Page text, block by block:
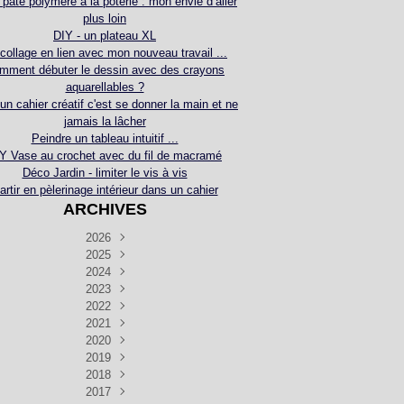
plus loin
DIY - un plateau XL
en lien avec mon nouveau travail ...
débuter le dessin avec des crayons
aquarellables ?
cahier créatif c'est se donner la main et ne
jamais la lâcher
Peindre un tableau intuitif ...
Vase au crochet avec du fil de macramé
Déco Jardin - limiter le vis à vis
en pèlerinage intérieur dans un cahier
ARCHIVES
2026
Juillet(5)
Juin
(4)
Mai
(3)
Avril
(3)
Mars
(3)
Janvier(1)
2025
Décembre
Novembre
Octobre
Septembre
Août
(1)
Juillet(2)
Juin
(1)
Mai
(1)
2024
Décembre
Novembre
Octobre
Septembre
Août
(2)
Juillet(4)
Juin
(4)
2023
Décembre
Novembre
Octobre
Septembre
Août
(2)
Juillet(1)
2022
Décembre
Novembre
Octobre
Septembre
Août
(4)
2021
Décembre
Novembre
Septembre
Août
(2)
2020
Décembre
Novembre
Octobre
2019
Décembre
Novembre
2018
Décembre
2017